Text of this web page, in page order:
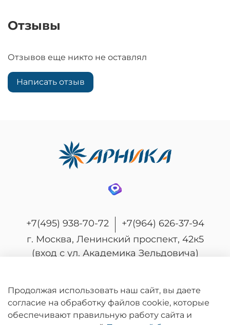
Отзывы
Отзывов еще никто не оставлял
Написать отзыв
+7(495) 938-70-72
+7(964) 626-37-94
г. Москва, Ленинский проспект, 42к5
(вход с ул. Академика Зельдовича)
© 2026 Любое использование контента без
письменного разрешения запрещено
Продолжая использовать наш сайт, вы даете
согласие на обработку файлов cookie, которые
обеспечивают правильную работу сайта и